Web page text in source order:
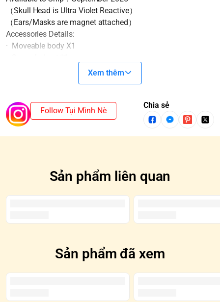
（Skull Head is Ultra Violet Reactive）
（Ears/Masks are magnet attached）
Accessories Details:
· Moveable body X1
· Cat headgear (with magnetic face mask/ears) *1
· Cat skull head sculpt *1
· Magic gloves *2
· Battle boots *2
· Mechanical cannon *1
Xem thêm
Follow Tụi Mình Nè
Chia sẻ
Sản phẩm liên quan
Sản phẩm đã xem